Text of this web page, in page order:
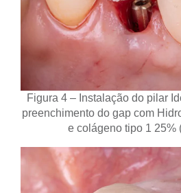
Figura 4 – Instalação do pilar
preenchimento do gap com
e colágeno tipo 1 25%